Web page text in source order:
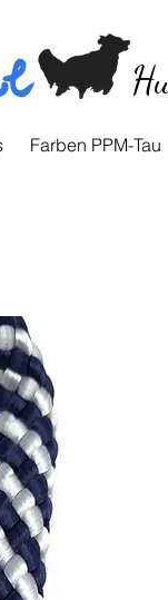
Farben PPM-Tau